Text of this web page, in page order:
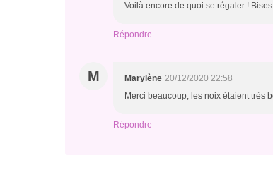
Voilà encore de quoi se régaler ! Bises
Répondre
M Marylène 20/12/2020 22:58
Merci beaucoup, les noix étaient très
Répondre